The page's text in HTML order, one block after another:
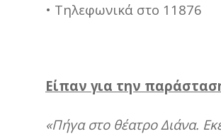
• Τηλεφωνικά στο 11876
Είπαν για την
«Πήγα στο θέατρο Διάνα.